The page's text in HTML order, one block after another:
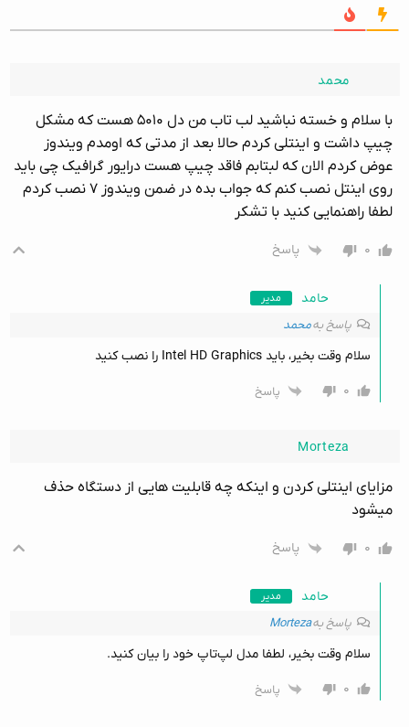
محمد
با سلام و خسته نباشید لب تاب من دل ۵۰۱۰ هست که مشکل
چیپ داشت و اینتلی کردم حالا بعد از مدتی که اومدم ویندوز
عوض کردم الان که لبتابم فاقد چیپ هست درایور گرافیک چی باید
روی اینتل نصب کنم که جواب بده در ضمن ویندوز ۷ نصب کردم
لطفا راهنمایی کنید با تشکر
۰ پاسخ
حامد مدیر
پاسخ بهمحمد
سلام وقت بخیر، باید Intel HD Graphics را نصب کنید
۰
پاسخ
Morteza
مزایای اینتلی کردن و اینکه چه قابلیت هایی از دستگاه حذف
میشود
۰ پاسخ
حامد مدیر
پاسخ بهMorteza
سلام وقت بخیر، لطفا مدل لپ‌تاپ خود را بیان کنید.
۰
پاسخ